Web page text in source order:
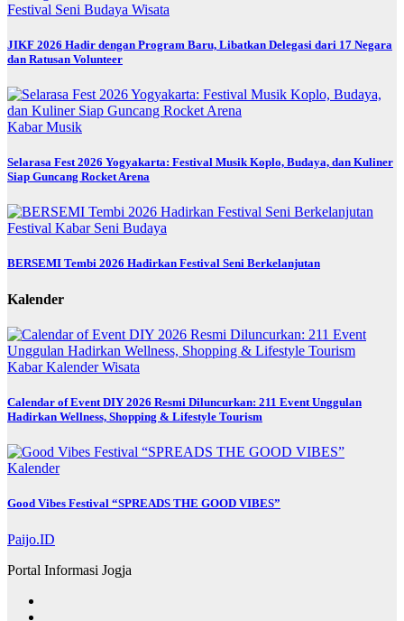
Festival Seni Budaya Wisata
JIKF 2026 Hadir dengan Program Baru, Libatkan Delegasi dari 17 Negara
dan Ratusan Volunteer
KabarMusik
Selarasa Fest 2026 Yogyakarta: Festival Musik Koplo, Budaya, dan Kuliner
Siap Guncang Rocket Arena
Festival Kabar Seni Budaya
BERSEMI Tembi 2026 Hadirkan Festival Seni Berkelanjutan
Kalender
KabarKalenderWisata
Calendar of Event DIY 2026 Resmi Diluncurkan: 211 Event Unggulan
Hadirkan Wellness, Shopping & Lifestyle Tourism
Kalender
Good Vibes Festival “SPREADS THE GOOD VIBES”
Paijo.ID
Portal Informasi Jogja